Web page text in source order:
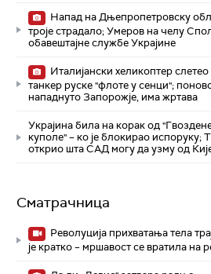
Напад на Дњепропетровску
троје страдалo; Умеров на челу
обавештајне службе Украјине
Италијански хеликоптер слетео
танкер руске "флоте у сенци";
нападнуто Запорожје, има жртава
Украјина била на корак од
куполе" – ко је блокирао испоруку;
открио шта САД могу да узму од
Сматрачница
Револуција прихватања тела
је кратко – мршавост се вратила на